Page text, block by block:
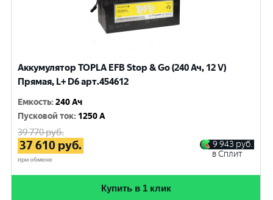
Аккумулятор TOPLA EFB Stop & Go (240 Ач, 12 V)
Прямая, L+ D6 арт.454612
Емкость:240 Ач
Пусковой ток: 1250 A
39 770руб.
37 610 руб.
при обмене
9 943 руб.
в Сплит
Купить в 1 клик